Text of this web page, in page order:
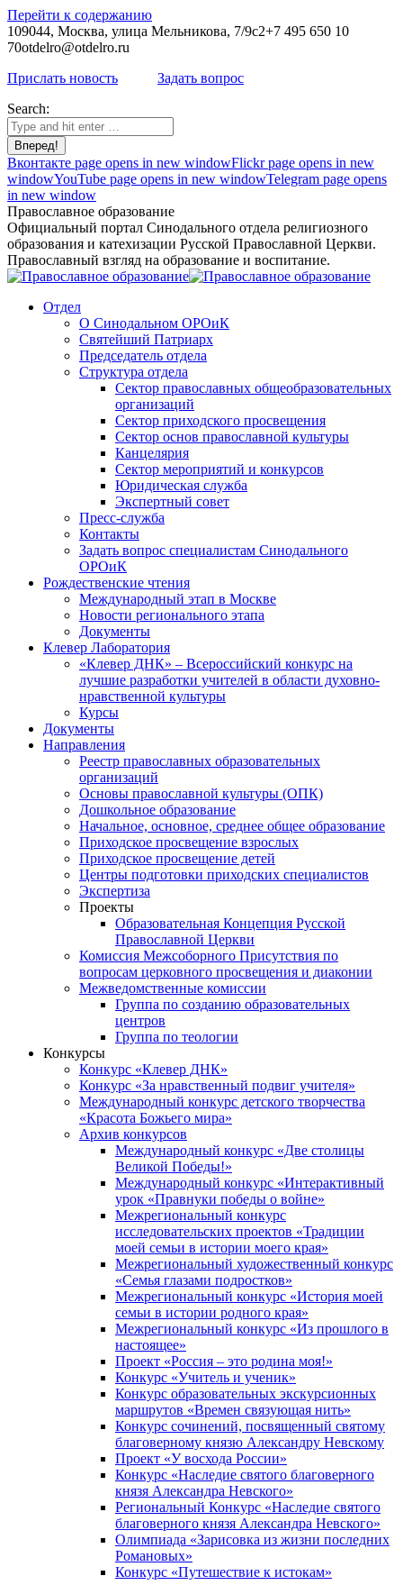
Перейти к содержанию
109044, Москва, улица Мельникова, 7/9с2+7 495 650 10
70otdelro@otdelro.ru
Прислать новость
Задать вопрос
Search:
Вконтакте page opens in new windowFlickr page opens in new
windowYouTube page opens in new windowTelegram page opens
in new window
Православное образование
Официальный портал Синодального отдела религиозного
образования и катехизации Русской Православной Церкви.
Православный взгляд на образование и воспитание.
Отдел
О Синодальном ОРОиК
Святейший Патриарх
Председатель отдела
Структура отдела
Сектор православных общеобразовательных
организаций
Сектор приходского просвещения
Сектор основ православной культуры
Канцелярия
Сектор мероприятий и конкурсов
Юридическая служба
Экспертный совет
Пресс-служба
Контакты
Задать вопрос специалистам Синодального
ОРОиК
Рождественские чтения
Международный этап в Москве
Новости регионального этапа
Документы
Клевер Лаборатория
«Клевер ДНК» – Всероссийский конкурс на
лучшие разработки учителей в области духовно-
нравственной культуры
Курсы
Документы
Направления
Реестр православных образовательных
организаций
Основы православной культуры (ОПК)
Дошкольное образование
Начальное, основное, среднее общее образование
Приходское просвещение взрослых
Приходское просвещение детей
Центры подготовки приходских специалистов
Экспертиза
Проекты
Образовательная Концепция Русской
Православной Церкви
Комиссия Межсоборного Присутствия по
вопросам церковного просвещения и диаконии
Межведомственные комиссии
Группа по созданию образовательных
центров
Группа по теологии
Конкурсы
Конкурс «Клевер ДНК»
Конкурс «За нравственный подвиг учителя»
Международный конкурс детского творчества
«Красота Божьего мира»
Архив конкурсов
Международный конкурс «Две столицы
Великой Победы!»
Международный конкурс «Интерактивный
урок «Правнуки победы о войне»
Межрегиональный конкурс
исследовательских проектов «Традиции
моей семьи в истории моего края»
Межрегиональный художественный конкурс
«Семья глазами подростков»
Межрегиональный конкурс «История моей
семьи в истории родного края»
Межрегиональный конкурс «Из прошлого в
настоящее»
Проект «Россия – это родина моя!»
Конкурс «Учитель и ученик»
Конкурс образовательных экскурсионных
маршрутов «Времен связующая нить»
Конкурс сочинений, посвященный святому
благоверному князю Александру Невскому
Проект «У восхода России»
Конкурс «Наследие святого благоверного
князя Александра Невского»
Региональный Конкурс «Наследие святого
благоверного князя Александра Невского»
Олимпиада «Зарисовка из жизни последних
Романовых»
Конкурс «Путешествие к истокам»